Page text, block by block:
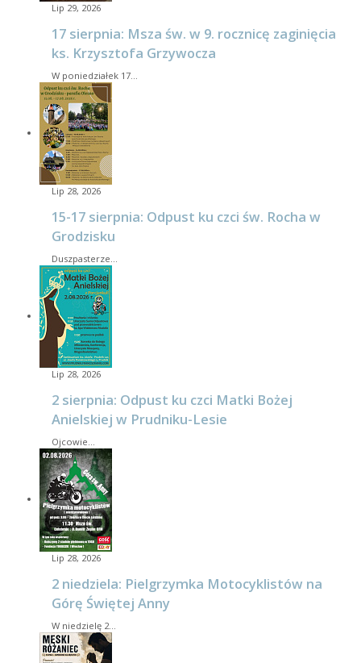
Lip 29, 2026
17 sierpnia: Msza św. w 9. rocznicę zaginięcia
ks. Krzysztofa Grzywocza
W poniedziałek 17…
Lip 28, 2026
15-17 sierpnia: Odpust ku czci św. Rocha w
Grodzisku
Duszpasterze…
Lip 28, 2026
2 sierpnia: Odpust ku czci Matki Bożej
Anielskiej w Prudniku-Lesie
Ojcowie…
Lip 28, 2026
2 niedziela: Pielgrzymka Motocyklistów na
Górę Świętej Anny
W niedzielę 2…